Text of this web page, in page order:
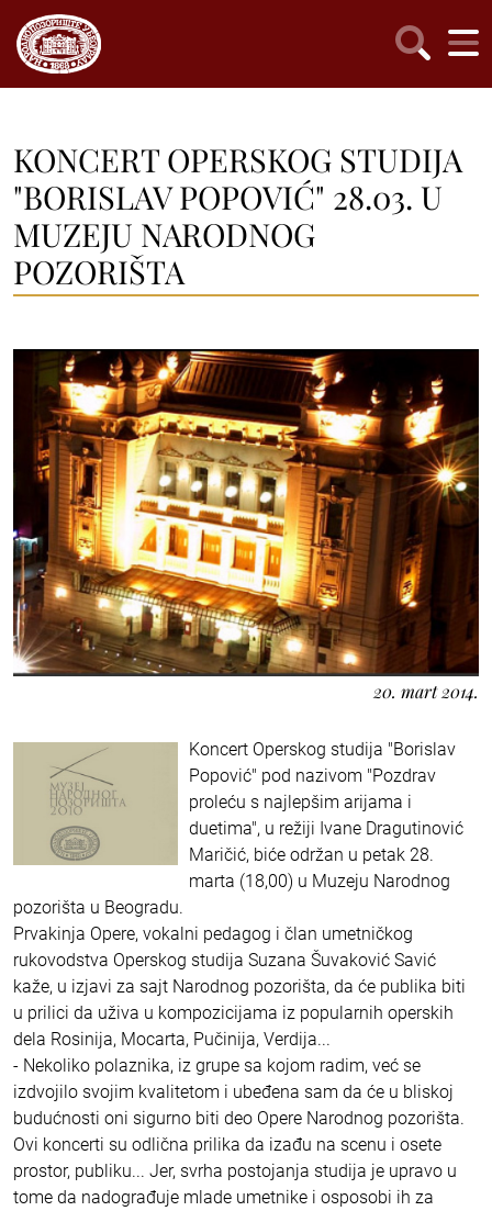
KONCERT OPERSKOG STUDIJA
"BORISLAV POPOVIĆ" 28.03. U
MUZEJU NARODNOG
POZORIŠTA
20. mart 2014.
Koncert Operskog studija "Borislav
Popović" pod nazivom "Pozdrav
proleću s najlepšim arijama i
duetima", u režiji Ivane Dragutinović
Maričić, biće održan u petak 28.
marta (18,00) u Muzeju Narodnog
pozorišta u Beogradu.
Prvakinja Opere, vokalni pedagog i član umetničkog
rukovodstva Operskog studija Suzana Šuvaković Savić
kaže, u izjavi za sajt Narodnog pozorišta, da će publika biti
u prilici da uživa u kompozicijama iz popularnih operskih
dela Rosinija, Mocarta, Pučinija, Verdija...
- Nekoliko polaznika, iz grupe sa kojom radim, već se
izdvojilo svojim kvalitetom i ubeđena sam da će u bliskoj
budućnosti oni sigurno biti deo Opere Narodnog pozorišta.
Ovi koncerti su odlična prilika da izađu na scenu i osete
prostor, publiku... Jer, svrha postojanja studija je upravo u
tome da nadograđuje mlade umetnike i osposobi ih za